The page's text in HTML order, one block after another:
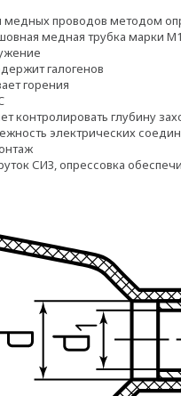
проводов методом
медная трубка марки М1
галогенов
горения
контролировать глубину
электрических
СИЗ, опрессовка